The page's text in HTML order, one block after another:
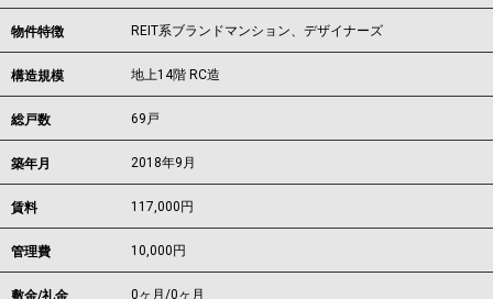
物件特徴 REIT系ブランドマンション、デザイナーズ
構造規模 地上14階 RC造
総戸数 69戸
築年月 2018年9月
賃料 117,000 円
管理費 10,000円
0ヶ月/0ヶ月